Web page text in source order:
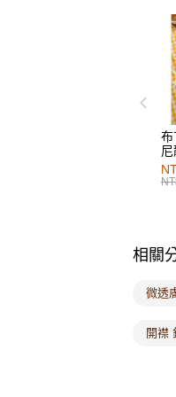
布
相關
微透
開襟